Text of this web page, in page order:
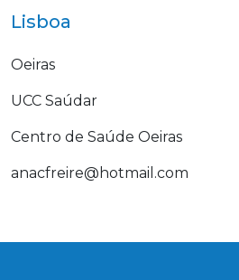
Lisboa
Oeiras
UCC Saúdar
Centro de Saúde Oeiras
anacfreire@hotmail.com